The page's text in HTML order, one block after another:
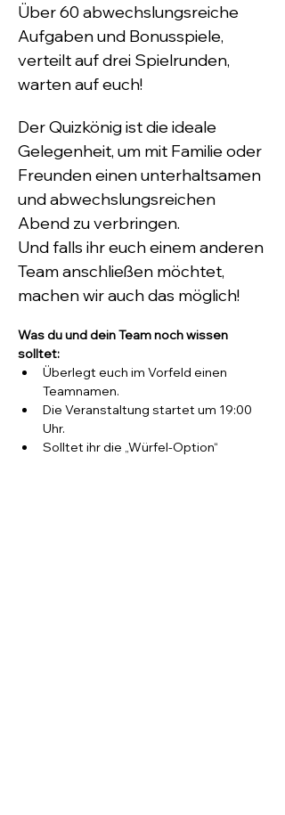
Über 60 abwechslungsreiche
Aufgaben und Bonusspiele,
verteilt auf drei Spielrunden,
warten auf euch!
Der Quizkönig ist die ideale
Gelegenheit, um mit Familie oder
Freunden einen unterhaltsamen
und abwechslungsreichen
Abend zu verbringen.
Und falls ihr euch einem anderen
Team anschließen möchtet,
machen wir auch das möglich!
Was du und dein Team noch wissen
solltet:
Überlegt euch im Vorfeld einen
Teamnamen.
Die Veranstaltung startet um 19:00
Uhr.
Solltet ihr die „Würfel-Option“